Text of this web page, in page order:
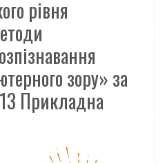
рівня
зору» за
Прикладна